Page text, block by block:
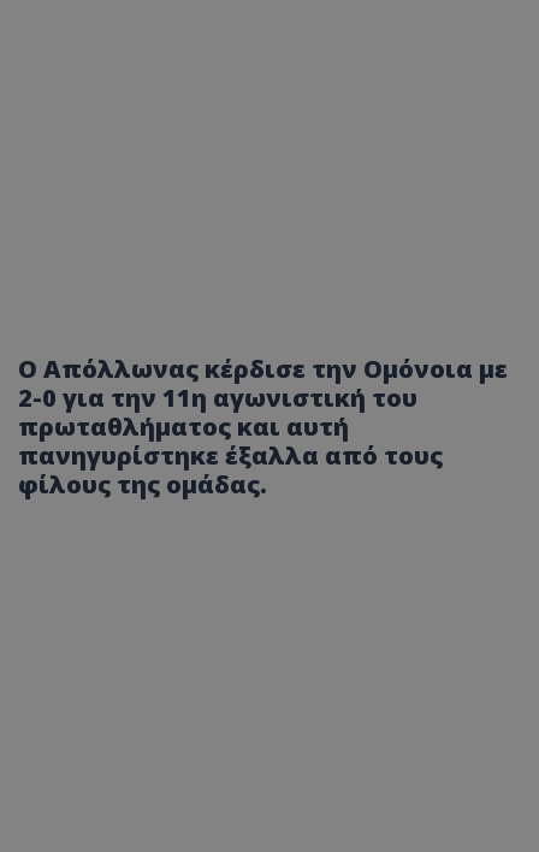
Ο Απόλλωνας κέρδισε την Ομόνοια με
2-0 για την 11η αγωνιστική του
πρωταθλήματος και αυτή
πανηγυρίστηκε έξαλλα από τους
φίλους της ομάδας.